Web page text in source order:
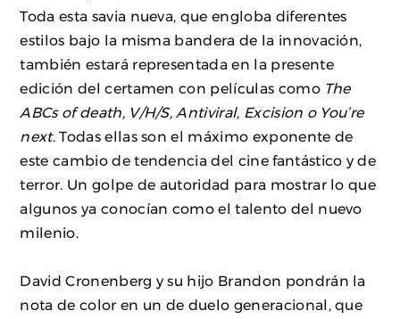
Toda esta savia nueva, que engloba diferentes
estilos bajo la misma bandera de la innovación,
también estará representada en la presente
edición del certamen con películas como The
ABCs of death, V/H/S, Antiviral, Excision o You’re
next. Todas ellas son el máximo exponente de
este cambio de tendencia del cine fantástico y de
terror. Un golpe de autoridad para mostrar lo que
algunos ya conocían como el talento del nuevo
milenio.
David Cronenberg y su hijo Brandon pondrán la
nota de color en un de duelo generacional, que